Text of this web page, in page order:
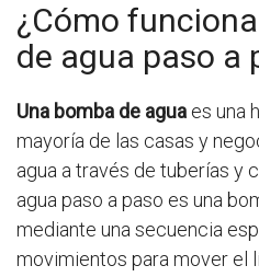
¿Cómo
de agua paso a
Una bomba de agua es una
mayoría de las casas y
agua a través de tuberías y
agua paso a paso es una
mediante una secuencia
movimientos para mover el